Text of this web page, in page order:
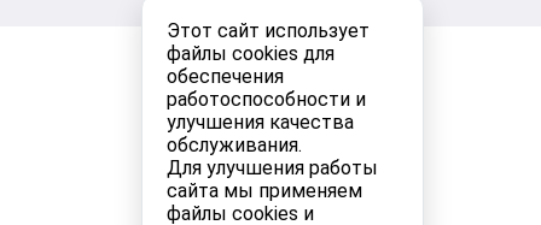
Этот сайт использует
файлы cookies для
обеспечения
работоспособности и
улучшения качества
обслуживания.
Для улучшения работы
сайта мы применяем
файлы cookies и